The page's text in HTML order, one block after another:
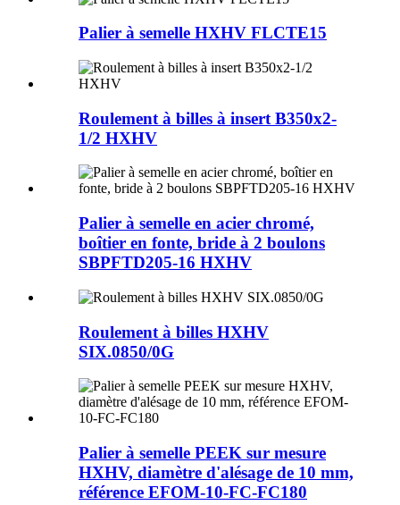
Palier à semelle HXHV FLCTE15
Roulement à billes à insert B350x2-
1/2 HXHV
Palier à semelle en acier chromé,
boîtier en fonte, bride à 2 boulons
SBPFTD205-16 HXHV
Roulement à billes HXHV
SIX.0850/0G
Palier à semelle PEEK sur mesure
HXHV, diamètre d'alésage de 10 mm,
référence EFOM-10-FC-FC180